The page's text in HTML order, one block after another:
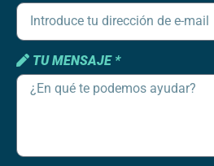
TU MENSAJE *